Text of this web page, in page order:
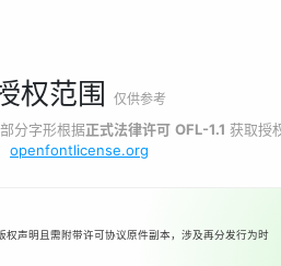
权范围 仅供参考
分字形根据正式法律许可 OFL-1.1 获取授
openfontlicense.org
权声明且需附带许可协议原件副本，涉及再分发行为时